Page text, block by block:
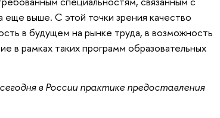
выше. С этой точки зрения качество
в будущем на рынке труда, в возможность
в рамках таких программ образовательных
в России практике предоставления